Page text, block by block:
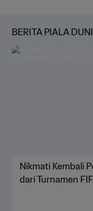
BERITA PIALA
Nikmati Kembali
dari Turnamen